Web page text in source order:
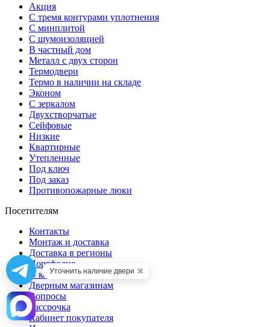
Акция
С тремя контурами уплотнения
С минплитой
С шумоизоляцией
В частный дом
Металл с двух сторон
Термодвери
Термо в наличии на складе
Эконом
С зеркалом
Двухстворчатые
Сейфовые
Низкие
Квартирные
Утепленные
Под ключ
Под заказ
Противопожарные люки
Посетителям
Контакты
Монтаж и доставка
Доставка в регионы
Портфолио
О компании
Дверным магазинам
Вопросы
Рассрочка
Кабинет покупателя
Уточнить наличие двери ✖